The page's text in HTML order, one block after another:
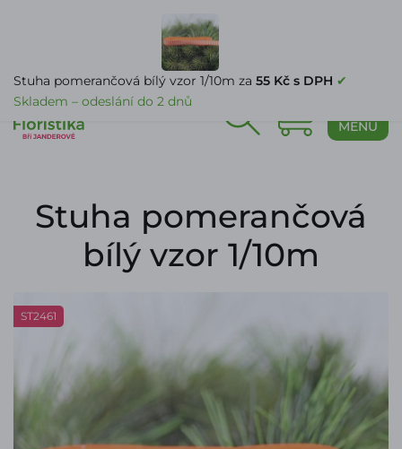
MENU
Stuha pomerančová
bílý vzor 1/10m
ST2461
Stuha pomerančová bílý vzor 1/10m za 55 Kč s DPH ✔
Skladem – odeslání do 2 dnů